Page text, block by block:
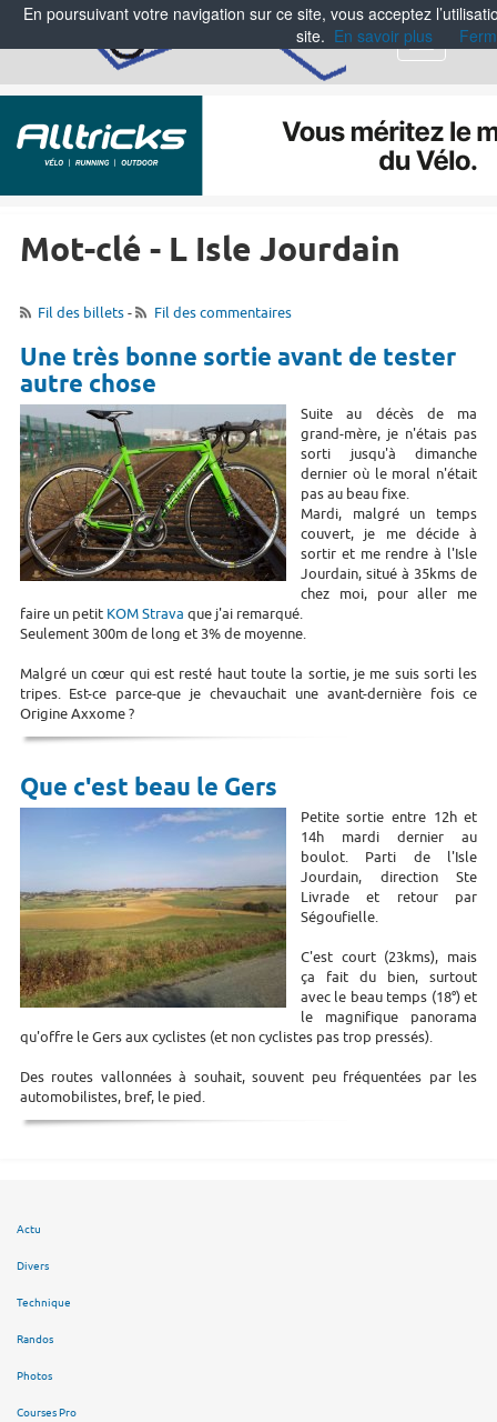
Menu
Mot-clé - L Isle Jourdain
Fil des billets- Fil des commentaires
Une très bonne sortie avant de tester
autre chose
Suite au décès de ma
grand-mère, je n'étais pas
sorti jusqu'à dimanche
dernier où le moral n'était
pas au beau fixe.
Mardi, malgré un temps
couvert, je me décide à
sortir et me rendre à l'Isle
Jourdain, situé à 35kms de
chez moi, pour aller me
faire un petit KOM Strava que j'ai remarqué.
Seulement 300m de long et 3% de moyenne.
Malgré un cœur qui est resté haut toute la sortie, je me suis sorti les
tripes. Est-ce parce-que je chevauchait une avant-dernière fois ce
Origine Axxome ?
Que c'est beau le Gers
Petite sortie entre 12h et
14h mardi dernier au
boulot. Parti de l'Isle
Jourdain, direction Ste
Livrade et retour par
Ségoufielle.
C'est court (23kms), mais
ça fait du bien, surtout
avec le beau temps (18°) et
le magnifique panorama
qu'offre le Gers aux cyclistes (et non cyclistes pas trop pressés).
Des routes vallonnées à souhait, souvent peu fréquentées par les
automobilistes, bref, le pied.
Actu
Divers
Technique
Randos
Photos
Courses Pro
En poursuivant votre navigation sur ce site, vous acceptez
site. En savoir plus